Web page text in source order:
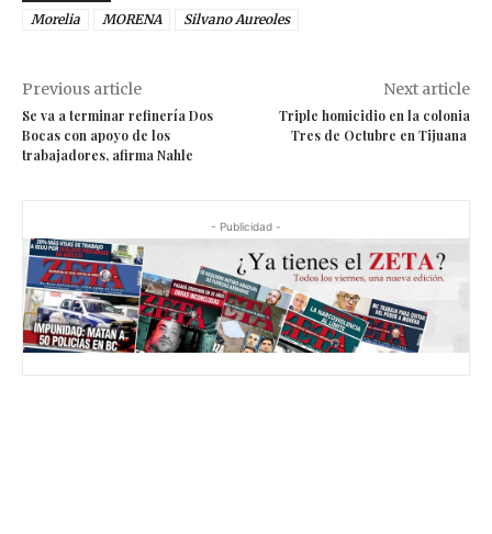
Morelia
MORENA Silvano Aureoles
Previous article
Se va a terminar refinería Dos
Bocas con apoyo de los
trabajadores, afirma Nahle
Next article
Triple homicidio en la colonia
Tres de Octubre en Tijuana
- Publicidad -